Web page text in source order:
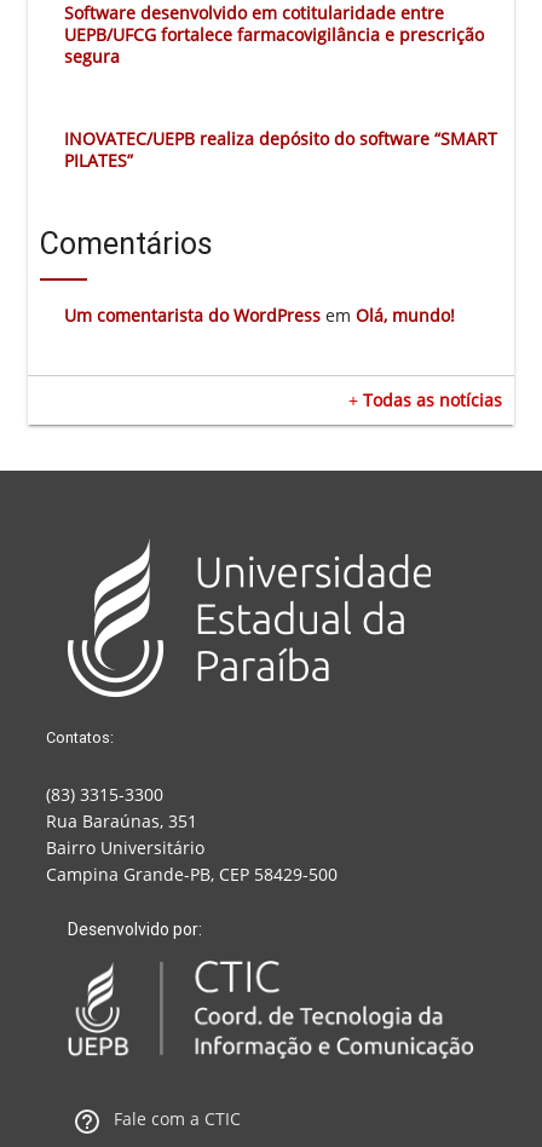
Software desenvolvido em cotitularidade entre
UEPB/UFCG fortalece farmacovigilância e prescrição
segura
INOVATEC/UEPB realiza depósito do software “SMART
PILATES”
Comentários
Um comentarista do WordPress em Olá, mundo!
+ Todas as notícias
Contatos:
(83) 3315-3300
Rua Baraúnas, 351
Bairro Universitário
Campina Grande-PB, CEP 58429-500
Desenvolvido por:
Fale com a CTIC